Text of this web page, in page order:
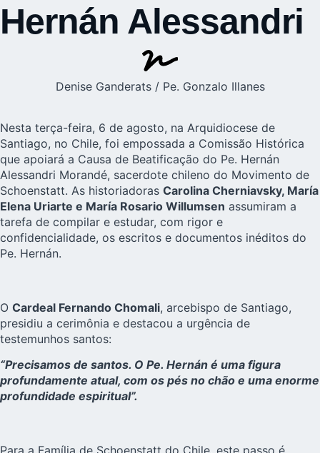
Hernán Alessandri
Denise Ganderats / Pe. Gonzalo Illanes
Nesta terça-feira, 6 de agosto, na Arquidiocese de
Santiago, no Chile, foi empossada a Comissão Histórica
que apoiará a Causa de Beatificação do Pe. Hernán
Alessandri Morandé, sacerdote chileno do Movimento de
Schoenstatt. As historiadoras Carolina Cherniavsky, María
Elena Uriarte e María Rosario Willumsen assumiram a
tarefa de compilar e estudar, com rigor e
confidencialidade, os escritos e documentos inéditos do
Pe. Hernán.
O Cardeal Fernando Chomali, arcebispo de Santiago,
presidiu a cerimônia e destacou a urgência de
testemunhos santos:
“Precisamos de santos. O Pe. Hernán é uma figura
profundamente atual, com os pés no chão e uma enorme
profundidade espiritual”.